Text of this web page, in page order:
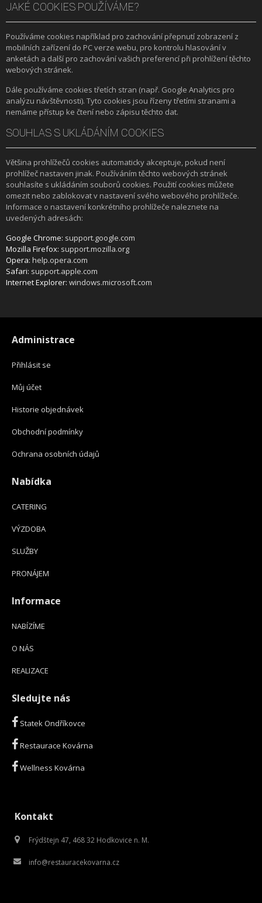
JAKÉ COOKIES POUŽÍVÁME?
Používáme cookies například pro zachování přepnutí zobrazení z
mobilních zařízení do PC verze webu, pro kontrolu hlasování v
anketách a další pro zachování vašich preferencí při prohlížení těchto
webových stránek.
Dále používáme cookies třetích stran (např. Google Analytics pro
analýzu návštěvnosti). Tyto cookies jsou řízeny třetími stranami a
nemáme přístup ke čtení nebo zápisu těchto dat.
SOUHLAS S UKLÁDÁNÍM COOKIES
Většina prohlížečů cookies automaticky akceptuje, pokud není
prohlížeč nastaven jinak. Používáním těchto webových stránek
souhlasíte s ukládáním souborů cookies. Použití cookies můžete
omezit nebo zablokovat v nastavení svého webového prohlížeče.
Informace o nastavení konkrétního prohlížeče naleznete na
uvedených adresách:
Google Chrome: support.google.com
Mozilla Firefox: support.mozilla.org
Opera: help.opera.com
Safari: support.apple.com
Internet Explorer: windows.microsoft.com
Administrace
Přihlásit se
Můj účet
Historie objednávek
Obchodní podmínky
Ochrana osobních údajů
Nabídka
CATERING
VÝZDOBA
SLUŽBY
PRONÁJEM
Informace
NABÍZÍME
O NÁS
REALIZACE
Sledujte nás
Statek Ondříkovce
Restaurace Kovárna
Wellness Kovárna
Kontakt
Frýdštejn 47, 468 32 Hodkovice n. M.
info@restauracekovarna.cz